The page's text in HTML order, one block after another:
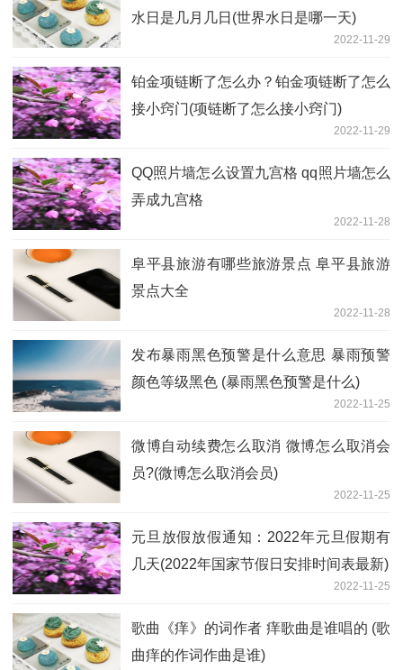
水日是几月几日(世界水日是哪一天)
2022-11-29
铂金项链断了怎么办？铂金项链断了怎么
接小窍门(项链断了怎么接小窍门)
2022-11-29
QQ照片墙怎么设置九宫格 qq照片墙怎么
弄成九宫格
2022-11-28
阜平县旅游有哪些旅游景点 阜平县旅游
景点大全
2022-11-28
发布暴雨黑色预警是什么意思 暴雨预警
颜色等级黑色 (暴雨黑色预警是什么)
2022-11-25
微博自动续费怎么取消 微博怎么取消会
员?(微博怎么取消会员)
2022-11-25
元旦放假放假通知：2022年元旦假期有
几天(2022年国家节假日安排时间表最新)
2022-11-25
歌曲《痒》的词作者 痒歌曲是谁唱的 (歌
曲痒的作词作曲是谁)